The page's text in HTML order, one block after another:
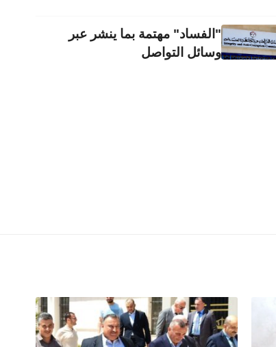
"الفساد" مهتمة بما ينشر عبر
وسائل التواصل